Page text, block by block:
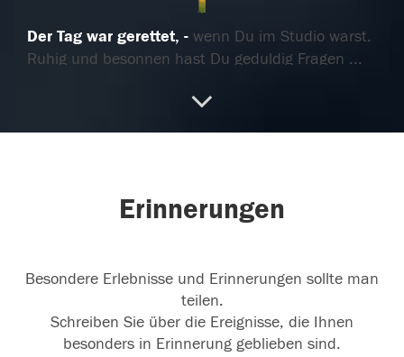
Der Tag war gerettet,
wenn Du im Studio warst.
Ruhig und besonnen hast Du geduldig Fragen ...
Für immer in meinem Herzen
Du hast deinen
Kampf in stiller Selbstlosigkeit geführt, um mich
01.11.2025
Erinnerungen
Besondere Erlebnisse und Erinnerungen sollte man
teilen.
Schreiben Sie über die Ereignisse, die Ihnen
besonders in Erinnerung geblieben sind.